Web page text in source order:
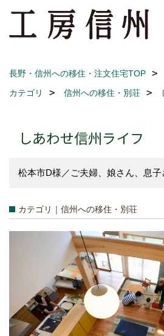
長野・信州への移住・注文住宅TOP
カテゴリ
信州への移住・別荘
しあわせ信州ライフ
松本市D様／ご夫婦、娘さん、息子
カテゴリ｜信州への移住・別荘